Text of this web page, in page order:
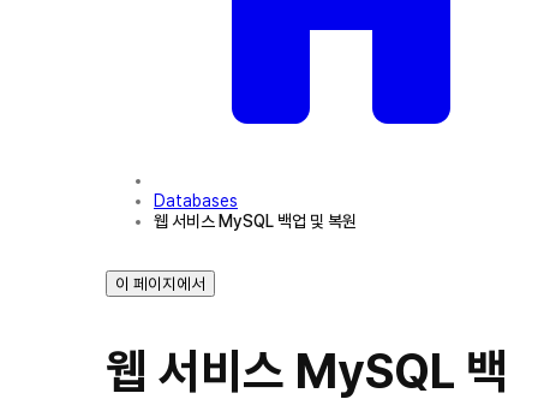
Databases
웹 서비스 MySQL 백업 및 복원
이 페이지에서
웹 서비스 MySQL 백